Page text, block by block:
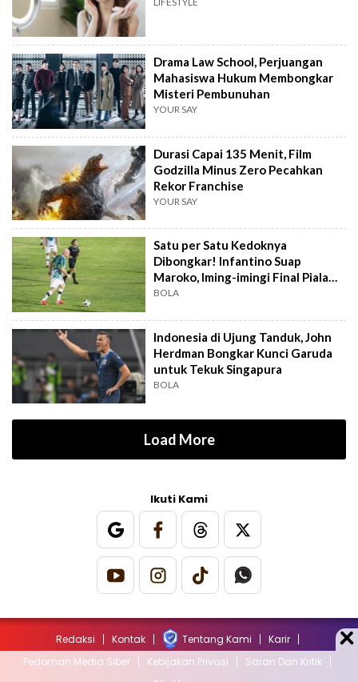
Drama Law School, Perjuangan
Mahasiswa Hukum Membongkar
Misteri Pembunuhan
YOUR SAY
Durasi Capai 135 Menit, Film
Godzilla Minus Zero Pecahkan
Rekor Franchise
YOUR SAY
Satu per Satu Kedoknya
Dibongkar! Infantino Suap
Maroko, Iming-imingi Final Piala
Dunia
BOLA
Indonesia di Ujung Tanduk, John
Herdman Bongkar Kunci Garuda
untuk Tekuk Singapura
BOLA
Load More
Ikuti Kami
Redaksi Kontak Tentang Kami
Karir
Pedoman Media Siber
Kebijakan Privasi
Saran Dan Kritik